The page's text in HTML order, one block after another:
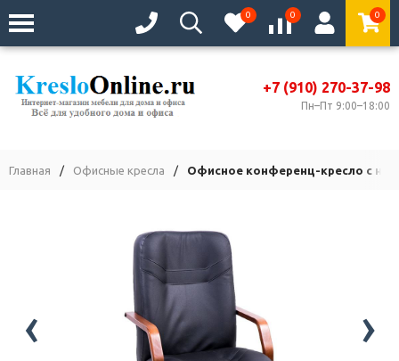
0 0 0
+7 (910) 270-37-98
Пн–Пт 9:00–18:00
Главная / Офисные кресла / Офисное конференц-кресло с
‹ ›